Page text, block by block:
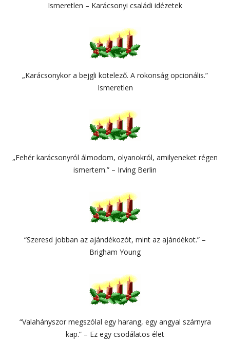
Ismeretlen – Karácsonyi családi idézetek
„Karácsonykor a bejgli kötelező. A rokonság opcionális.”
Ismeretlen
„Fehér karácsonyról álmodom, olyanokról, amilyeneket régen
ismertem.” – Irving Berlin
“Szeresd jobban az ajándékozót, mint az ajándékot.” –
Brigham Young
“Valahányszor megszólal egy harang, egy angyal szárnyra
kap.” – Ez egy csodálatos élet